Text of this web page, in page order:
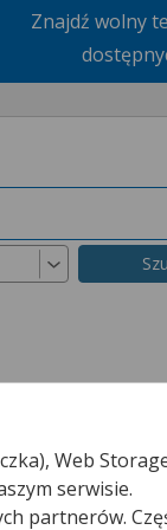
Znajdź wolny
Web
serwisie.
partnerów.